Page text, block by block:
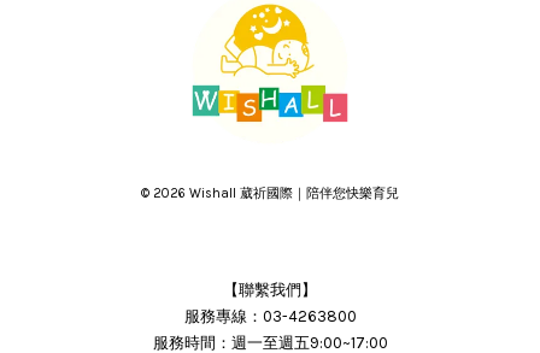
© 2026 Wishall 葳祈國際｜陪伴您快樂育兒
【聯繫我們】
服務專線：03-4263800
服務時間：週一至週五9:00~17:00